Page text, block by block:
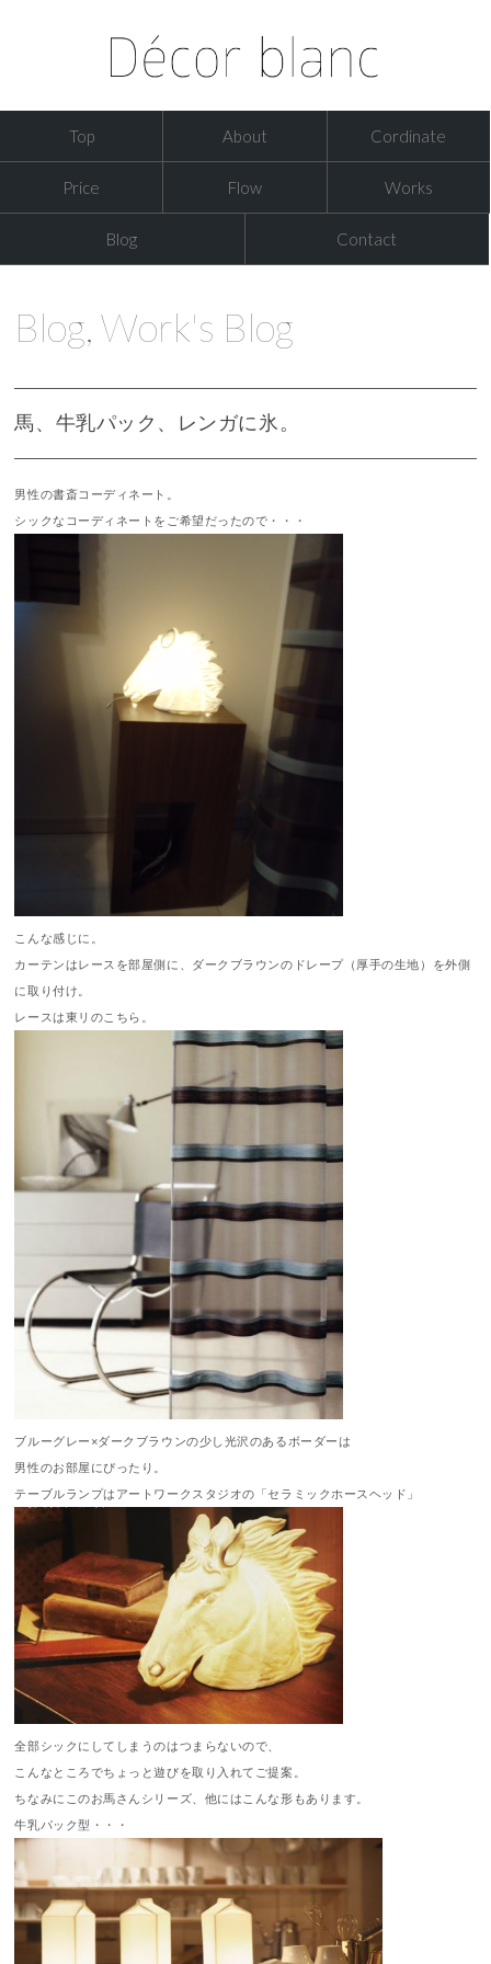
Top About Cordinate
Price Flow Works
Blog Contact
Blog,Work's Blog
馬、牛乳パック、レンガに氷。
男性の書斎コーディネート。
シックなコーディネートをご希望だったので・・・
こんな感じに。
カーテンはレースを部屋側に、ダークブラウンのドレープ（厚手の生地）を外側
に取り付け。
レースは東リのこちら。
ブルーグレー×ダークブラウンの少し光沢のあるボーダーは
男性のお部屋にぴったり。
テーブルランプはアートワークスタジオの「セラミックホースヘッド」
全部シックにしてしまうのはつまらないので、
こんなところでちょっと遊びを取り入れてご提案。
ちなみにこのお馬さんシリーズ、他にはこんな形もあります。
牛乳パック型・・・